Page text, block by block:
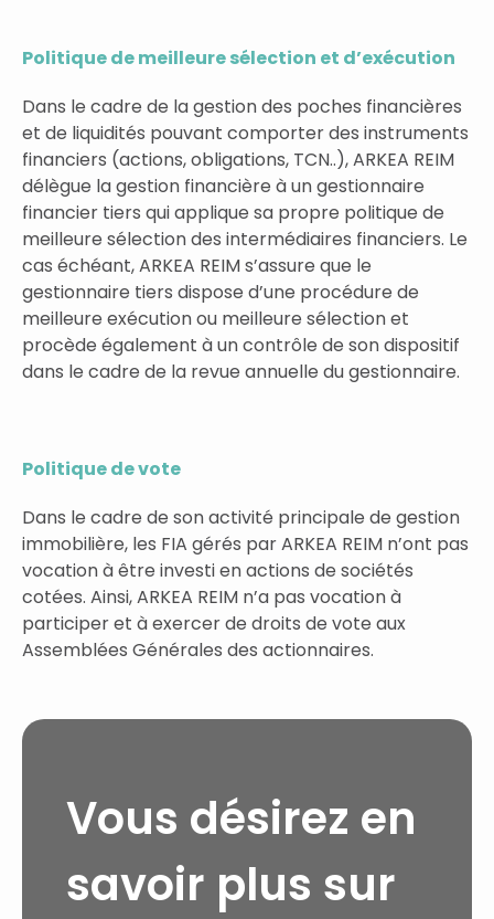
Politique de meilleure sélection et d’exécution
Dans le cadre de la gestion des poches financières
et de liquidités pouvant comporter des instruments
financiers (actions, obligations, TCN..), ARKEA REIM
délègue la gestion financière à un gestionnaire
financier tiers qui applique sa propre politique de
meilleure sélection des intermédiaires financiers. Le
cas échéant, ARKEA REIM s’assure que le
gestionnaire tiers dispose d’une procédure de
meilleure exécution ou meilleure sélection et
procède également à un contrôle de son dispositif
dans le cadre de la revue annuelle du gestionnaire.
Politique de vote
Dans le cadre de son activité principale de gestion
immobilière, les FIA gérés par ARKEA REIM n’ont pas
vocation à être investi en actions de sociétés
cotées. Ainsi, ARKEA REIM n’a pas vocation à
participer et à exercer de droits de vote aux
Assemblées Générales des actionnaires.
Vous désirez en
savoir plus sur